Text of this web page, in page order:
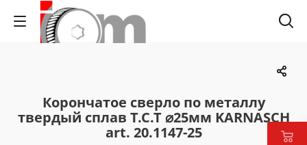
Корончатое сверло по металлу
твердый сплав Т.С.Т ⌀25мм KARNASCH
art. 20.1147-25